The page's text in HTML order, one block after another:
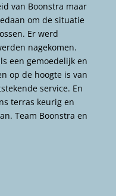
van Boonstra maar
om de situatie
Er werd
nagekomen.
een gemoedelijk en
op de hoogte is van
service. En
terras keurig en
Team Boonstra en